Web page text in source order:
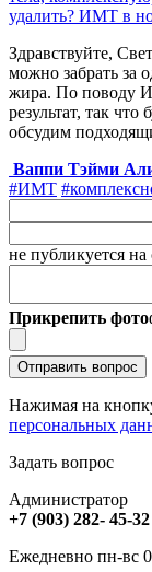
удалить? ИМТ в
Здравствуйте,
можно забрать за
жира. По поводу
результат, так
обсудим
Ваппи Тэйми
#ИМТ
не публикуется на
Прикрепить фото
Отправить вопрос
Нажимая на
персональных
Задать вопрос
Администратор
+7 (903) 282- 45-32
Ежедневно пн-вс